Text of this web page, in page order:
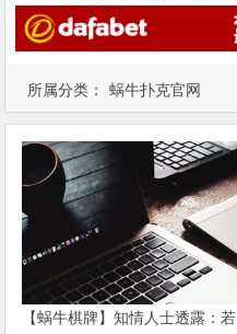
所属分类： 蜗牛扑克官网
【蜗牛棋牌】知情人士透露：若